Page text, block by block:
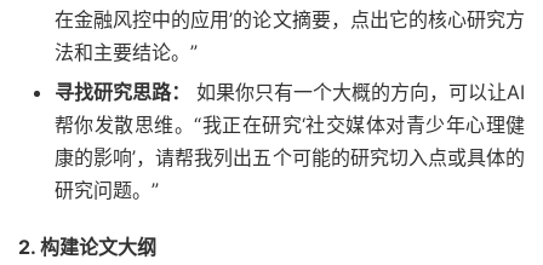
在金融风控中的应用’的论文摘要，点出它的核心研究方
法和主要结论。”
寻找研究思路：
如果你只有一个大概的方向，可以让AI
帮你发散思维。“我正在研究‘社交媒体对青少年心理健
康的影响’，请帮我列出五个可能的研究切入点或具体的
研究问题。”
2. 构建论文大纲